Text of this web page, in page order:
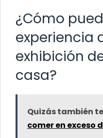
¿Cómo
experiencia
exhibición
casa?
Quizás también
comer en exceso